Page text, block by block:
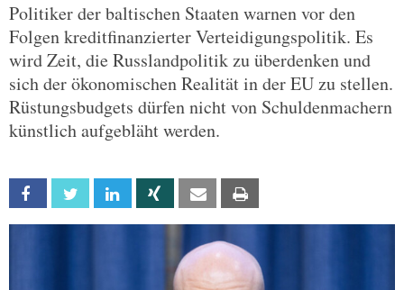
Politiker der baltischen Staaten warnen vor den
Folgen kreditfinanzierter Verteidigungspolitik. Es
wird Zeit, die Russlandpolitik zu überdenken und
sich der ökonomischen Realität in der EU zu stellen.
Rüstungsbudgets dürfen nicht von Schuldenmachern
künstlich aufgebläht werden.
Facebook Twitter Linkedin Xing Email